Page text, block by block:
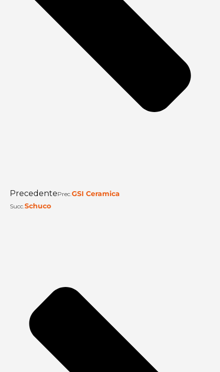
PrecedentePrec.GSI Ceramica
Succ.Schuco